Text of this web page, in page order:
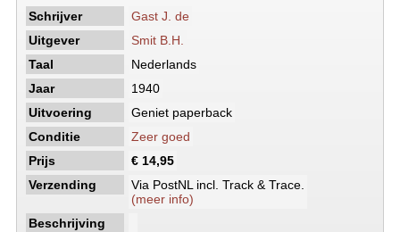
Schrijver
Gast J. de
Uitgever
Smit B.H.
Taal
Nederlands
Jaar
1940
Uitvoering
Geniet paperback
Conditie
Zeer goed
Prijs
€ 14,95
Verzending
Via PostNL incl. Track & Trace.
(meer info)
Beschrijving